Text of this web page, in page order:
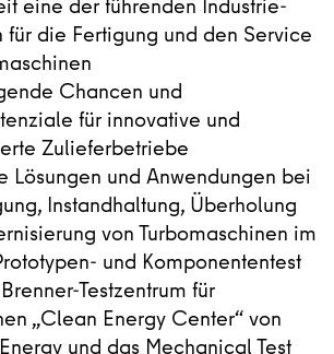
eine der führenden Industrie-
für die Fertigung und den Service
Chancen und
für innovative und
Zulieferbetriebe
Lösungen und Anwendungen bei
Instandhaltung, Überholung
von Turbomaschinen im
und Komponententest
Testzentrum für
„Clean Energy Center“ von
und das Mechanical Test